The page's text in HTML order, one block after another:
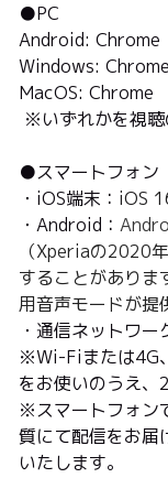
●PC
Android: Chrome
Windows: Chrome
MacOS: Chrome
※いずれかを視聴
●スマートフォン
・iOS端末： iOS
・Android：
（Xperiaの2020
することがあり
用音声モードが提
・通信ネットワー
※Wi-Fiまたは4G
をお使いのうえ、
※スマートフォン
質にて配信をお届
いたします。